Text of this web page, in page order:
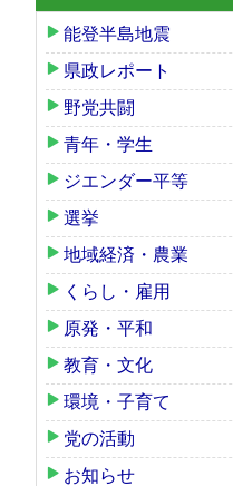
能登半島地震
県政レポート
野党共闘
青年・学生
ジエンダー平等
選挙
地域経済・農業
くらし・雇用
原発・平和
教育・文化
環境・子育て
党の活動
お知らせ